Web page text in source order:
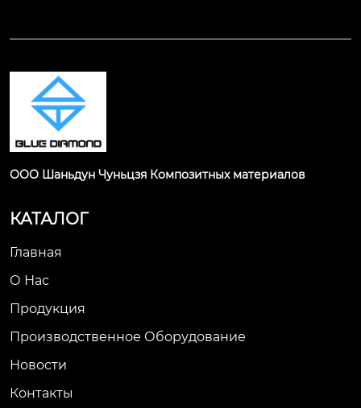
ООО Шаньдун Чуньцзя Композитных материалов
КАТАЛОГ
Главная
О Нас
Продукция
Производственное Оборудование
Новости
Контакты